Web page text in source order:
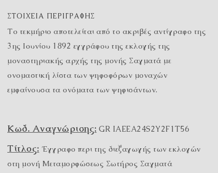
ΣΤΟΙΧΕΊΑ ΠΕΡΙΓΡΑΦΉΣ
Το τεκμήριο αποτελείται από το ακριβές αντίγραφο της
3ης Ιουνίου 1892 εγγράφου της εκλογής της
μοναστηριακής αρχής της μονής Σαγματά με
ονομαστική λίστα των ψηφοφόρων μοναχών
εμφαίνουσα τα ονόματα των ψηφισάντων.
Κωδ. Αναγνώρισης: GR IAEEA24S2Y2F1T56
Τίτλος: Έγγραφο περι της διεξαγωγής των εκλογών
στη μονή Μεταμορφώσεως Σωτήρος Σαγματά